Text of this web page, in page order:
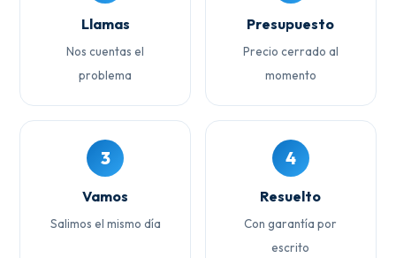
Llamas
Nos cuentas el
problema
Presupuesto
Precio cerrado al
momento
3
Vamos
Salimos el mismo día
4
Resuelto
Con garantía por
escrito